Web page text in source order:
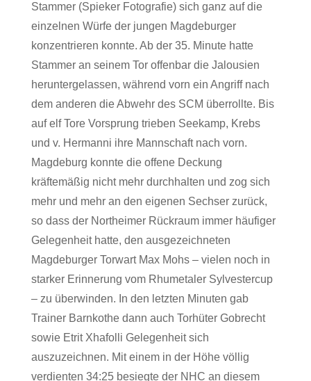
Stammer (Spieker Fotografie) sich ganz auf die
einzelnen Würfe der jungen Magdeburger
konzentrieren konnte. Ab der 35. Minute hatte
Stammer an seinem Tor offenbar die Jalousien
heruntergelassen, während vorn ein Angriff nach
dem anderen die Abwehr des SCM überrollte. Bis
auf elf Tore Vorsprung trieben Seekamp, Krebs
und v. Hermanni ihre Mannschaft nach vorn.
Magdeburg konnte die offene Deckung
kräftemäßig nicht mehr durchhalten und zog sich
mehr und mehr an den eigenen Sechser zurück,
so dass der Northeimer Rückraum immer häufiger
Gelegenheit hatte, den ausgezeichneten
Magdeburger Torwart Max Mohs – vielen noch in
starker Erinnerung vom Rhumetaler Sylvestercup
– zu überwinden. In den letzten Minuten gab
Trainer Barnkothe dann auch Torhüter Gobrecht
sowie Etrit Xhafolli Gelegenheit sich
auszuzeichnen. Mit einem in der Höhe völlig
verdienten 34:25 besiegte der NHC an diesem